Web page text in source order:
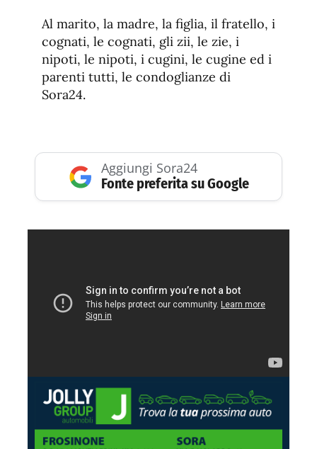
Al marito, la madre, la figlia, il fratello, i
cognati, le cognati, gli zii, le zie, i
nipoti, le nipoti, i cugini, le cugine ed i
parenti tutti, le condoglianze di
Sora24.
Aggiungi Sora24
Fonte preferita su Google